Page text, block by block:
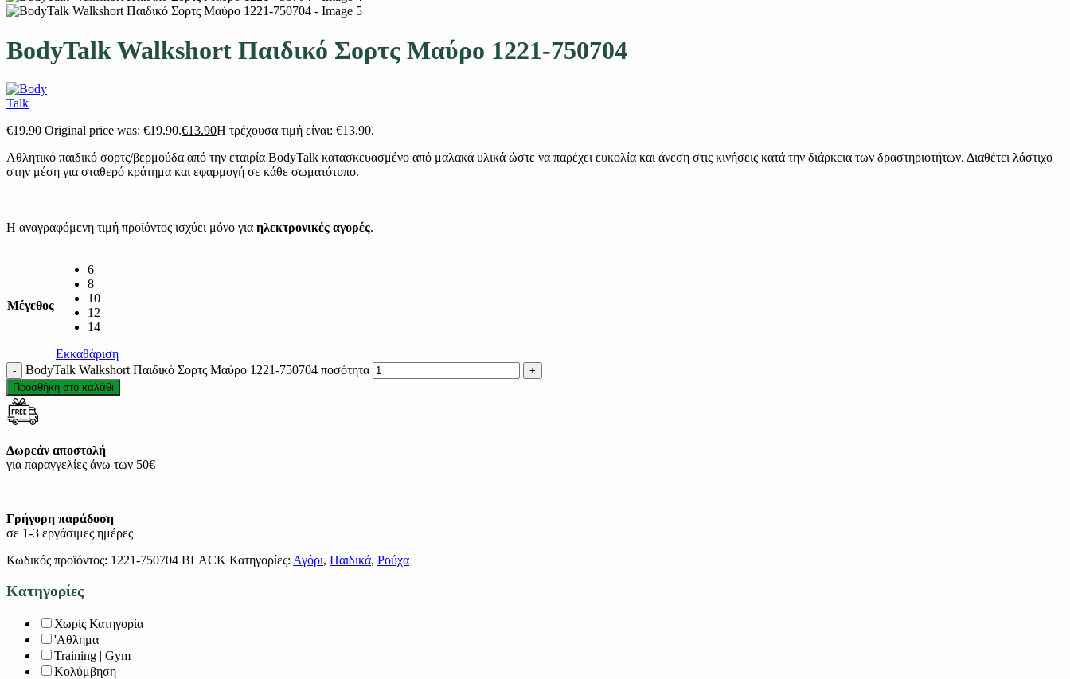
BodyTalk Walkshort Παιδικό Σορτς Μαύρο 1221-750704
€19.90 Original price was: €19.90.€13.90Η τρέχουσα τιμή είναι: €13.90.
Αθλητικό παιδικό σορτς/βερμούδα από την εταιρία BodyTalk κατασκευασμένο από μαλακά υλικά ώστε να παρέχει ευκολία και άνεση στις κινήσεις κατά την διάρκεια των δραστηριοτήτων. Διαθέτει λάστιχο
στην μέση για σταθερό κράτημα και εφαρμογή σε κάθε σωματότυπο.
Η αναγραφόμενη τιμή προϊόντος ισχύει μόνο για ηλεκτρονικές αγορές.
Μέγεθος
6
8
10
12
14
Εκκαθάριση
BodyTalk Walkshort Παιδικό Σορτς Μαύρο 1221-750704 ποσότητα
Προσθήκη στο καλάθι
Δωρεάν αποστολή
για παραγγελίες άνω των 50€
Γρήγορη παράδοση
σε 1-3 εργάσιμες ημέρες
Κωδικός προϊόντος: 1221-750704 BLACK Κατηγορίες: Αγόρι, Παιδικά, Ρούχα
Κατηγορίες
Χωρίς Κατηγορία
'Αθλημα
Training | Gym
Κολύμβηση